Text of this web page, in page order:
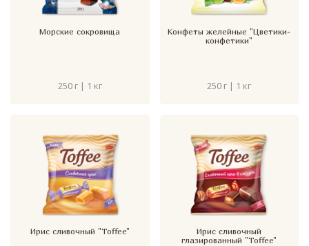
Морские сокровища
250 г | 1 кг
Конфеты желейные "Цветики-
конфетики"
250 г | 1 кг
Ирис сливочный "Toffee"
Ирис сливочный
глазированный "Toffee"